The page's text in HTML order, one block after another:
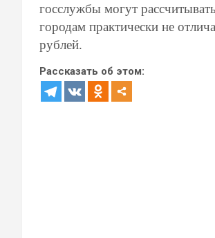
госслужбы могут
городам практически не
рублей.
Рассказать об этом: